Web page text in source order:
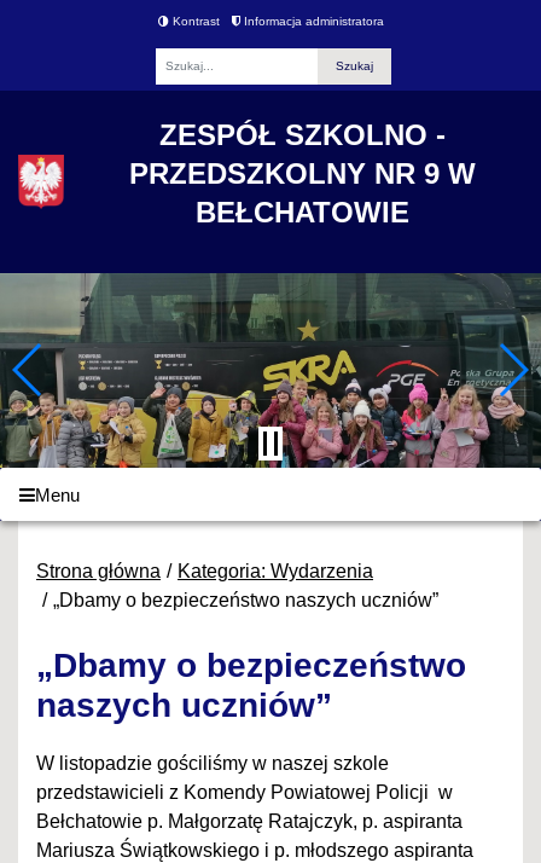
Kontrast Informacja administratora
ZESPÓŁ SZKOLNO -
PRZEDSZKOLNY NR 9 W
BEŁCHATOWIE
Menu
Strona główna
Kategoria: Wydarzenia
„Dbamy o bezpieczeństwo naszych uczniów”
„Dbamy o bezpieczeństwo
naszych uczniów”
W listopadzie gościliśmy w naszej szkole
przedstawicieli z Komendy Powiatowej Policji w
Bełchatowie p. Małgorzatę Ratajczyk, p. aspiranta
Mariusza Świątkowskiego i p. młodszego aspiranta